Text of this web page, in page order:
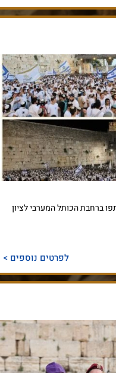
ברחבת הכותל המערבי לציון
לפרטים נוספים >